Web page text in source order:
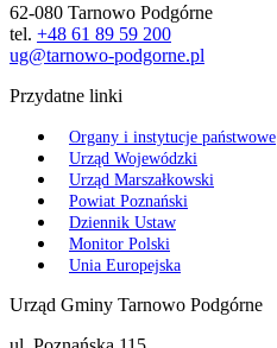
62-080 Tarnowo Podgórne
tel. +48 61 89 59 200
ug@tarnowo-podgorne.pl
Przydatne linki
Organy i instytucje państwowe
Urząd Wojewódzki
Urząd Marszałkowski
Powiat Poznański
Dziennik Ustaw
Monitor Polski
Unia Europejska
Urząd Gminy Tarnowo Podgórne